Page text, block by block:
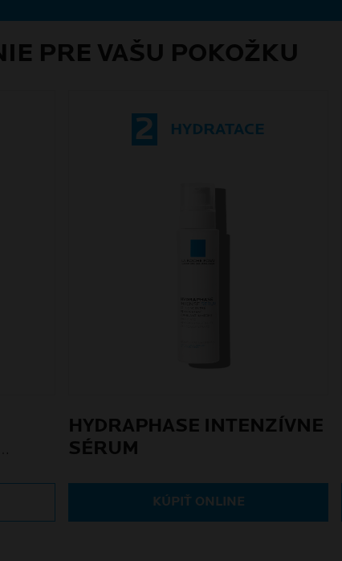
PRE VAŠU POKOŽKU
2 HYDRATACE
HYDRAPHASE INTENZÍVNE
SÉRUM
KÚPIŤ ONLINE